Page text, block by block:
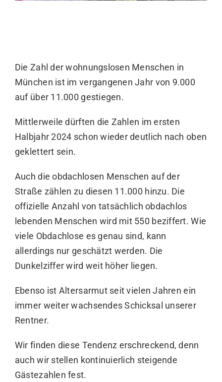
Die Zahl der wohnungslosen Menschen in
München ist im vergangenen Jahr von 9.000
auf über 11.000 gestiegen.
Mittlerweile dürften die Zahlen im ersten
Halbjahr 2024 schon wieder deutlich nach oben
geklettert sein.
Auch die obdachlosen Menschen auf der
Straße zählen zu diesen 11.000 hinzu. Die
offizielle Anzahl von tatsächlich obdachlos
lebenden Menschen wird mit 550 beziffert. Wie
viele Obdachlose es genau sind, kann
allerdings nur geschätzt werden. Die
Dunkelziffer wird weit höher liegen.
Ebenso ist Altersarmut seit vielen Jahren ein
immer weiter wachsendes Schicksal unserer
Rentner.
Wir finden diese Tendenz erschreckend, denn
auch wir stellen kontinuierlich steigende
Gästezahlen fest.